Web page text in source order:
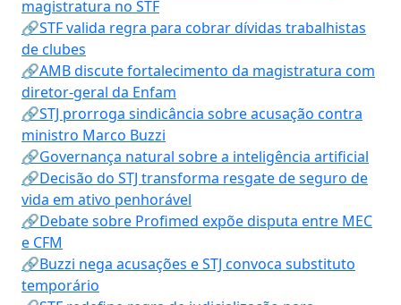
magistratura no STF
🔗STF valida regra para cobrar dívidas trabalhistas
de clubes
🔗AMB discute fortalecimento da magistratura com
diretor-geral da Enfam
🔗STJ prorroga sindicância sobre acusação contra
ministro Marco Buzzi
🔗Governança natural sobre a inteligência artificial
🔗Decisão do STJ transforma resgate de seguro de
vida em ativo penhorável
🔗Debate sobre Profimed expõe disputa entre MEC
e CFM
🔗Buzzi nega acusações e STJ convoca substituto
temporário